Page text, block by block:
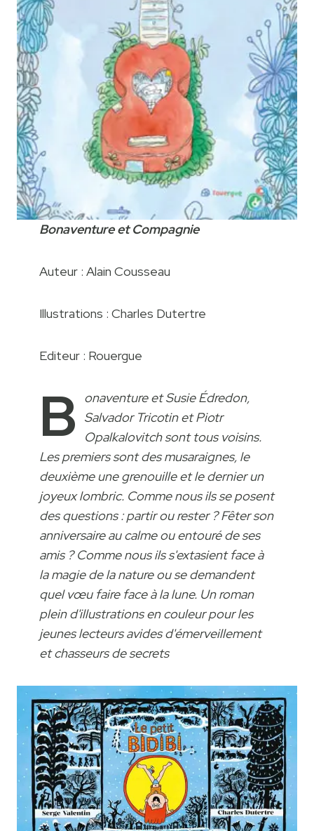
Bonaventure et Compagnie
Auteur : Alain Cousseau
Illustrations : Charles Dutertre
Editeur : Rouergue
B
onaventure et Susie Édredon,
Salvador Tricotin et Piotr
Opalkalovitch sont tous voisins.
Les premiers sont des musaraignes, le
deuxième une grenouille et le dernier un
joyeux lombric. Comme nous ils se posent
des questions : partir ou rester ? Fêter son
anniversaire au calme ou entouré de ses
amis ? Comme nous ils s'extasient face à
la magie de la nature ou se demandent
quel vœu faire face à la lune. Un roman
plein d'illustrations en couleur pour les
jeunes lecteurs avides d'émerveillement
et chasseurs de secrets